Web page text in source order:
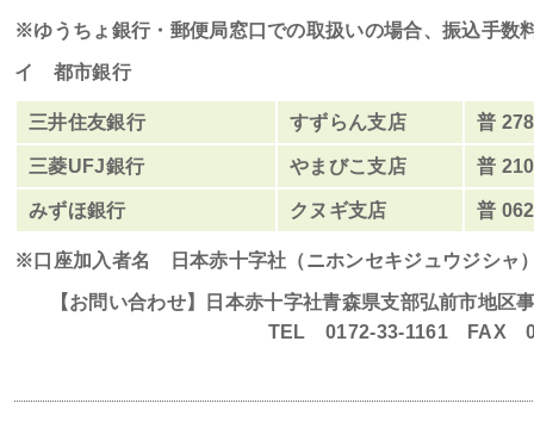
※ゆうちょ銀行・郵便局窓口での取扱いの場合、振込手数
イ 都市銀行
三井住友銀行 すずらん支店 普
三菱UFJ銀行 やまびこ支店 普
みずほ銀行 クヌギ支店 普
※口座加入者名 日本赤十字社（ニホンセキジュウジシャ
【お問い合わせ】日本赤十字社青森県支部弘前市地区
TEL 0172-33-1161 FAX